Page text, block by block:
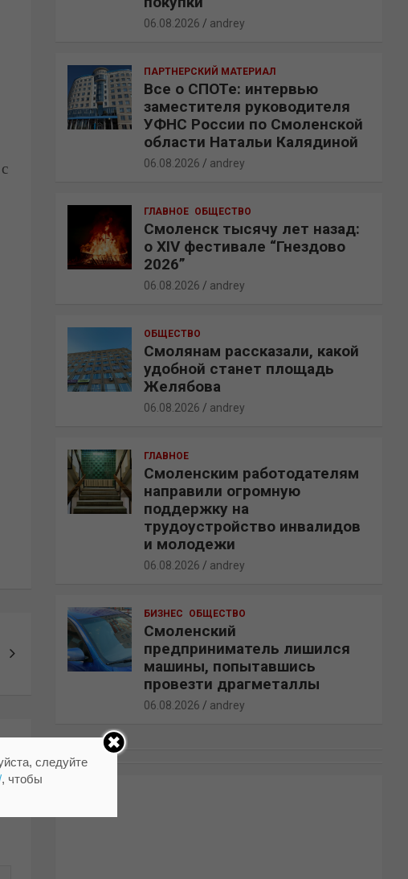
06.08.2026 andrey
ПАРТНЕРСКИЙ МАТЕРИАЛ
Все о СПОТе: интервью
заместителя руководителя
УФНС России по Смоленской
области Натальи Калядиной
06.08.2026 andrey
ГЛАВНОЕ ОБЩЕСТВО
Смоленск тысячу лет назад:
о XIV фестивале “Гнездово
2026”
06.08.2026 andrey
ОБЩЕСТВО
Смолянам рассказали, какой
удобной станет площадь
Желябова
06.08.2026 andrey
ГЛАВНОЕ
Смоленским работодателям
направили огромную
поддержку на
трудоустройство инвалидов
и молодежи
06.08.2026 andrey
БИЗНЕС ОБЩЕСТВО
Смоленский
предприниматель лишился
машины, попытавшись
провезти драгметаллы
06.08.2026 andrey
следуйте
, чтобы